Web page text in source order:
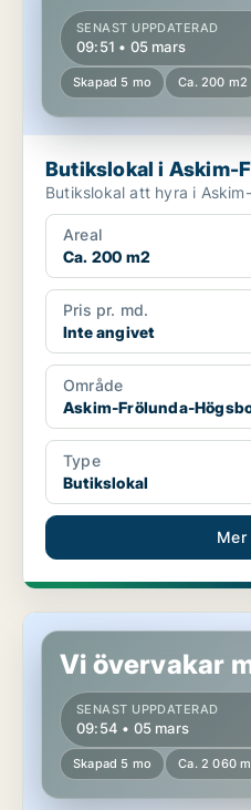
SENAST UPPDATERAD
09:51 • 05 mars
Skapad 5 mo Ca. 200 m2
Butikslokal i Askim-
Butikslokal att hyra i
Areal
Ca. 200 m2
Pris pr. md.
Inte angivet
Område
Askim-Frölunda-
Type
Butikslokal
Mer
Butikslokal i Askim-Frölunda-
Vi övervakar
SENAST UPPDATERAD
09:54 • 05 mars
Skapad 5 mo Ca. 2 060